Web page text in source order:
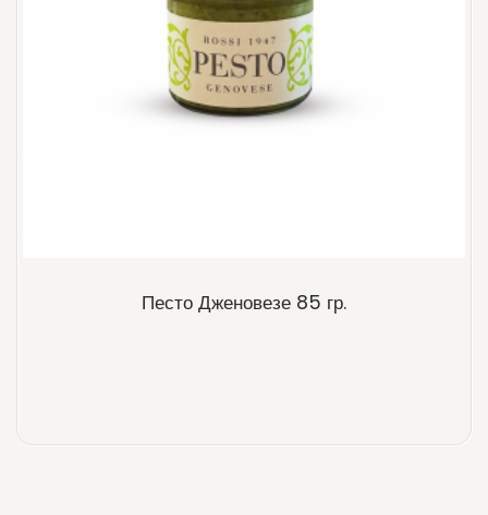
Песто Дженовезе 85 гр.